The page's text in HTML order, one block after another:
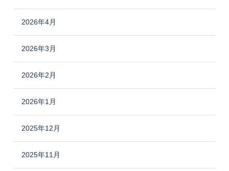
2026年4月
2026年3月
2026年2月
2026年1月
2025年12月
2025年11月